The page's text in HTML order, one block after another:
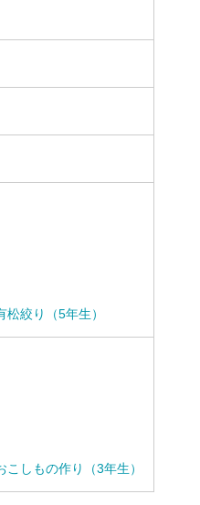
松絞り（5年生）
こしもの作り（3年生）